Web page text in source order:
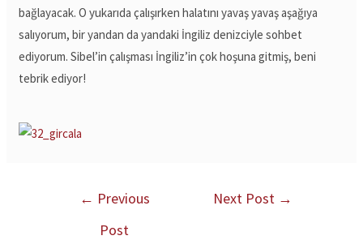
bağlayacak. O yukarıda çalışırken halatını yavaş yavaş aşağıya
salıyorum, bir yandan da yandaki İngiliz denizciyle sohbet
ediyorum. Sibel’in çalışması İngiliz’in çok hoşuna gitmiş, beni
tebrik ediyor!
← Previous
Post
Next Post →